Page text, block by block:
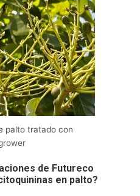
palto tratado con
de Futureco
en palto?